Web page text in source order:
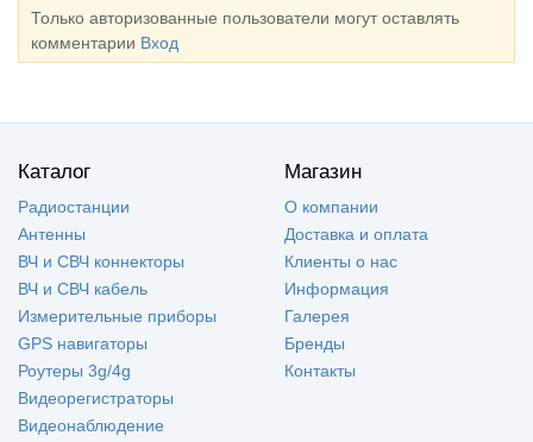
Только авторизованные пользователи могут оставлять
комментарии Вход
Каталог
Радиостанции
Антенны
ВЧ и СВЧ коннекторы
ВЧ и СВЧ кабель
Измерительные приборы
GPS навигаторы
Роутеры 3g/4g
Видеорегистраторы
Видеонаблюдение
Магазин
О компании
Доставка и оплата
Клиенты о нас
Информация
Галерея
Бренды
Контакты